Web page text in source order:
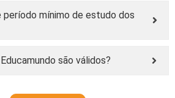
período mínimo de estudo dos
são válidos?